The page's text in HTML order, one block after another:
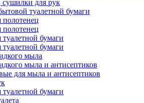
сушилки для рук
туалетной бумаги
бумаги
бумаги
мыла
мыла и антисептиков
для мыла и антисептиков
бумаги